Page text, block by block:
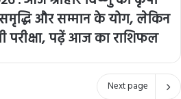
और सम्मान के योग, लेकिन
परीक्षा, पढ़ें आज का राशिफल
Next page